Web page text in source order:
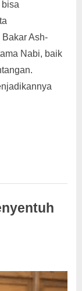
Ash-
Nabi, baik